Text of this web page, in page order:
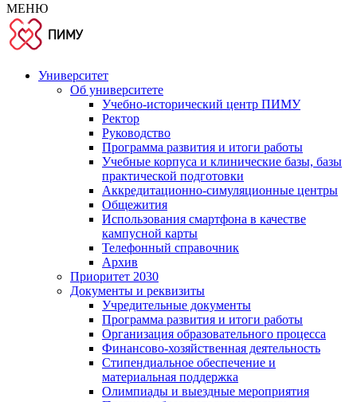
МЕНЮ
Университет
Об университете
Учебно-исторический центр ПИМУ
Ректор
Руководство
Программа развития и итоги работы
Учебные корпуса и клинические базы, базы
практической подготовки
Аккредитационно-симуляционные центры
Общежития
Использования смартфона в качестве
кампусной карты
Телефонный справочник
Архив
Приоритет 2030
Документы и реквизиты
Учредительные документы
Программа развития и итоги работы
Организация образовательного процесса
Финансово-хозяйственная деятельность
Стипендиальное обеспечение и
материальная поддержка
Олимпиады и выездные мероприятия